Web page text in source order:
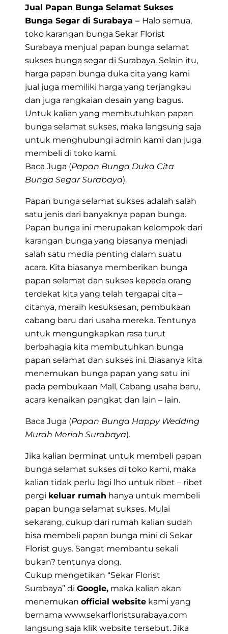
Jual Papan Bunga Selamat Sukses
Bunga Segar di Surabaya – Halo semua,
toko karangan bunga Sekar Florist
Surabaya menjual papan bunga selamat
sukses bunga segar di Surabaya. Selain itu,
harga papan bunga duka cita yang kami
jual juga memiliki harga yang terjangkau
dan juga rangkaian desain yang bagus.
Untuk kalian yang membutuhkan papan
bunga selamat sukses, maka langsung saja
untuk menghubungi admin kami dan juga
membeli di toko kami.
Baca Juga (Papan Bunga Duka Cita
Bunga Segar Surabaya).
Papan bunga selamat sukses adalah salah
satu jenis dari banyaknya papan bunga.
Papan bunga ini merupakan kelompok dari
karangan bunga yang biasanya menjadi
salah satu media penting dalam suatu
acara. Kita biasanya memberikan bunga
papan selamat dan sukses kepada orang
terdekat kita yang telah tergapai cita –
citanya, meraih kesuksesan, pembukaan
cabang baru dari usaha mereka. Tentunya
untuk mengungkapkan rasa turut
berbahagia kita membutuhkan bunga
papan selamat dan sukses ini. Biasanya kita
menemukan bunga papan yang satu ini
pada pembukaan Mall, Cabang usaha baru,
acara kenaikan pangkat dan lain – lain.
Baca Juga (Papan Bunga Happy Wedding
Murah Meriah Surabaya).
Jika kalian berminat untuk membeli papan
bunga selamat sukses di toko kami, maka
kalian tidak perlu lagi lho untuk ribet – ribet
pergi keluar rumah hanya untuk membeli
papan bunga selamat sukses. Mulai
sekarang, cukup dari rumah kalian sudah
bisa membeli papan bunga mini di Sekar
Florist guys. Sangat membantu sekali
bukan? tentunya dong.
Cukup mengetikan “Sekar Florist
Surabaya” di Google, maka kalian akan
menemukan official website kami yang
bernama www.sekarfloristsurabaya.com
langsung saja klik website tersebut. Jika